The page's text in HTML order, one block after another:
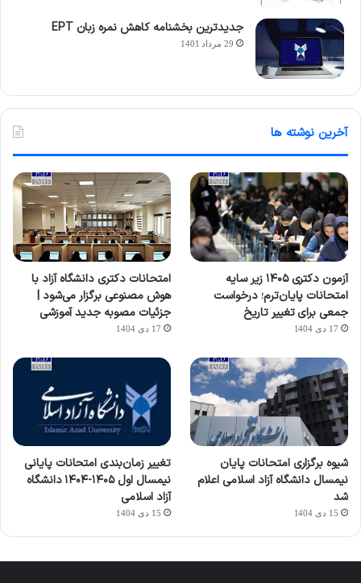
جدیدترین بخشنامه کاهش نمره زبان EPT
29 مرداد 1401
آخرین نوشته ها
آزمون دکتری ۱۴۰۵ زیر سایه
امتحانات پایان‌ترم؛ درخواست
جمعی برای تغییر تاریخ
17 دی 1404
امتحانات دکتری دانشگاه آزاد با
هوش مصنوعی برگزار می‌شود |
جزئیات مصوبه جدید آموزشی
17 دی 1404
شیوه برگزاری امتحانات پایان
نیمسال دانشگاه آزاد اسلامی اعلام
شد
15 دی 1404
تغییر زمان‌بندی امتحانات پایانی
نیمسال اول ۱۴۰۵-۱۴۰۴ دانشگاه
آزاد اسلامی
15 دی 1404